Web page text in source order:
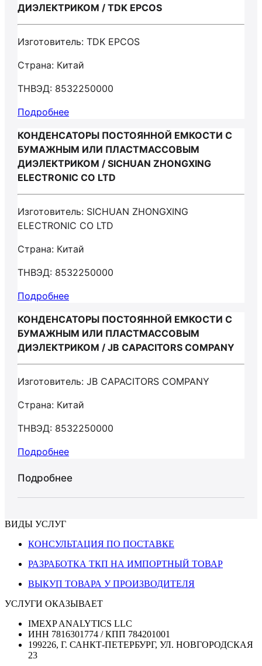
ДИЭЛЕКТРИКОМ / TDK EPCOS
Изготовитель: TDK EPCOS
Страна: Китай
ТНВЭД: 8532250000
Подробнее
КОНДЕНСАТОРЫ ПОСТОЯННОЙ ЕМКОСТИ С
БУМАЖНЫМ ИЛИ ПЛАСТМАССОВЫМ
ДИЭЛЕКТРИКОМ / SICHUAN ZHONGXING
ELECTRONIC CO LTD
Изготовитель: SICHUAN ZHONGXING
ELECTRONIC CO LTD
Страна: Китай
ТНВЭД: 8532250000
Подробнее
КОНДЕНСАТОРЫ ПОСТОЯННОЙ ЕМКОСТИ С
БУМАЖНЫМ ИЛИ ПЛАСТМАССОВЫМ
ДИЭЛЕКТРИКОМ / JB CAPACITORS COMPANY
Изготовитель: JB CAPACITORS COMPANY
Страна: Китай
ТНВЭД: 8532250000
Подробнее
Подробнее
ВИДЫ УСЛУГ
КОНСУЛЬТАЦИЯ ПО ПОСТАВКЕ
РАЗРАБОТКА ТКП НА ИМПОРТНЫЙ ТОВАР
ВЫКУП ТОВАРА У ПРОИЗВОДИТЕЛЯ
УСЛУГИ ОКАЗЫВАЕТ
IMEXP ANALYTICS LLC
ИНН 7816301774 / КПП 784201001
199226, Г. САНКТ-ПЕТЕРБУРГ, УЛ. НОВГОРОДСКАЯ
23